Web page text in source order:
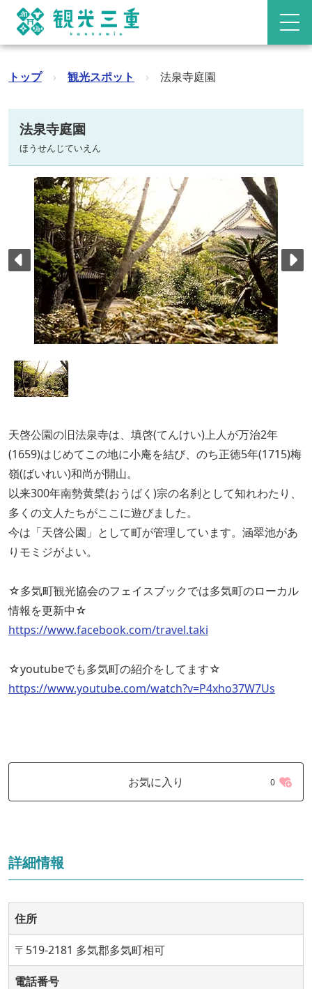
トップ › 観光スポット › 法泉寺庭園
法泉寺庭園
ほうせんじていえん
天啓公園の旧法泉寺は、填啓(てんけい)上人が万治2年
(1659)はじめてこの地に小庵を結び、のち正徳5年(1715)梅
嶺(ばいれい)和尚が開山。
以来300年南勢黄檗(おうばく)宗の名刹として知れわたり、
多くの文人たちがここに遊びました。
今は「天啓公園」として町が管理しています。涵翠池があ
りモミジがよい。
☆多気町観光協会のフェイスブックでは多気町のローカル
情報を更新中☆
https://www.facebook.com/travel.taki
☆youtubeでも多気町の紹介をしてます☆
https://www.youtube.com/watch?v=P4xho37W7Us
お気に入り 0
詳細情報
住所
〒519-2181 多気郡多気町相可
電話番号